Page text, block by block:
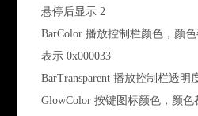
悬停后显示 2
BarColor 播放控制栏颜色，颜
表示 0x000033
BarTransparent 播放控制栏透明
GlowColor 按键图标颜色，颜